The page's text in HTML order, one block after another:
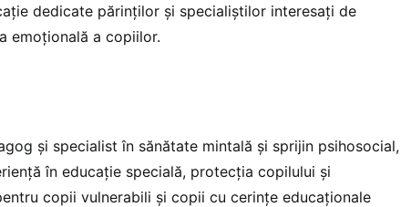
dedicate părinților și specialiștilor interesați de
emoțională a copiilor.
și specialist în sănătate mintală și sprijin psihosocial,
în educație specială, protecția copilului și
copii vulnerabili și copii cu cerințe educaționale